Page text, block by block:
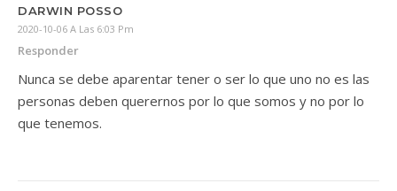
DARWIN POSSO
2020-10-06 A Las 6:03 Pm
Responder
Nunca se debe aparentar tener o ser lo que uno no es las
personas deben querernos por lo que somos y no por lo
que tenemos.